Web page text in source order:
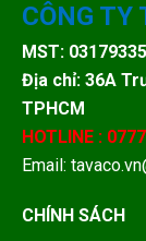
CÔNG TY
MST:
Địa chỉ: 36A
TPHCM
HOTLINE :
Email:
CHÍNH SÁCH